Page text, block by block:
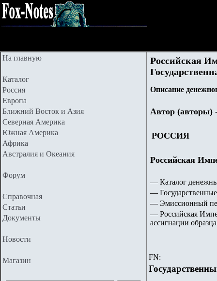
На главную
Каталог
Россия
Европа
Ближний Восток и Азия
Северная Америка
Южная Америка
Африка
Австралия и Океания
Форум
Справочная
Статьи
Документы
Новости
Магазин
Российская
Описание
Автор (авторы)
РОССИЯ
Российская
— Каталог
—
— Эмиссионный
— Российская
ассигнации
FN: